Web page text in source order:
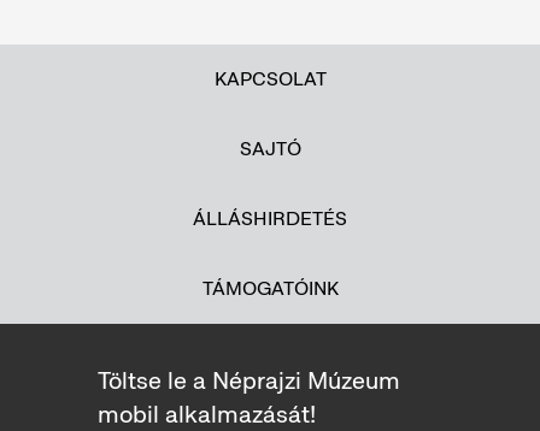
KAPCSOLAT
SAJTÓ
ÁLLÁSHIRDETÉS
TÁMOGATÓINK
Töltse le a Néprajzi Múzeum
mobil alkalmazását!